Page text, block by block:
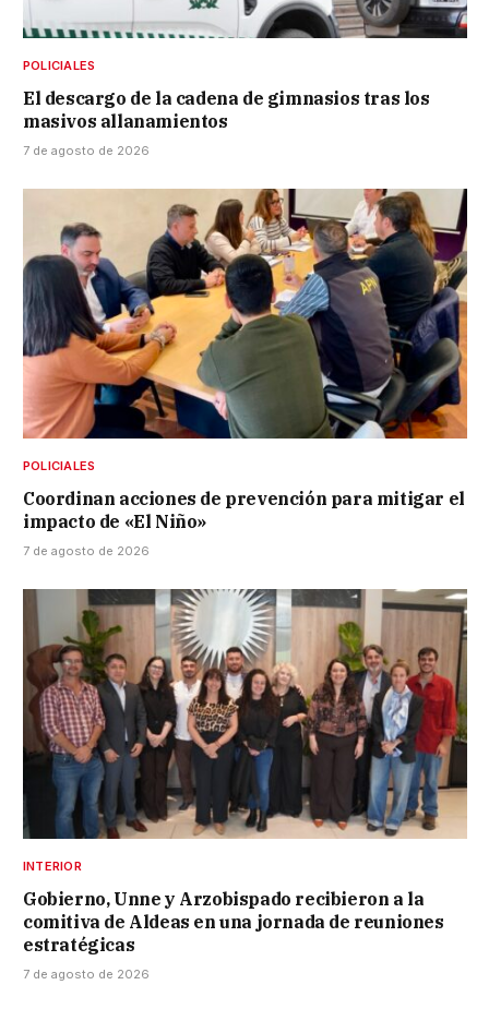
POLICIALES
El descargo de la cadena de gimnasios tras los
masivos allanamientos
7 de agosto de 2026
POLICIALES
Coordinan acciones de prevención para mitigar el
impacto de «El Niño»
7 de agosto de 2026
INTERIOR
Gobierno, Unne y Arzobispado recibieron a la
comitiva de Aldeas en una jornada de reuniones
estratégicas
7 de agosto de 2026